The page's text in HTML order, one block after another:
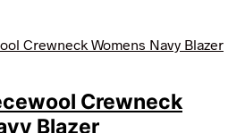
Crewneck
Blazer